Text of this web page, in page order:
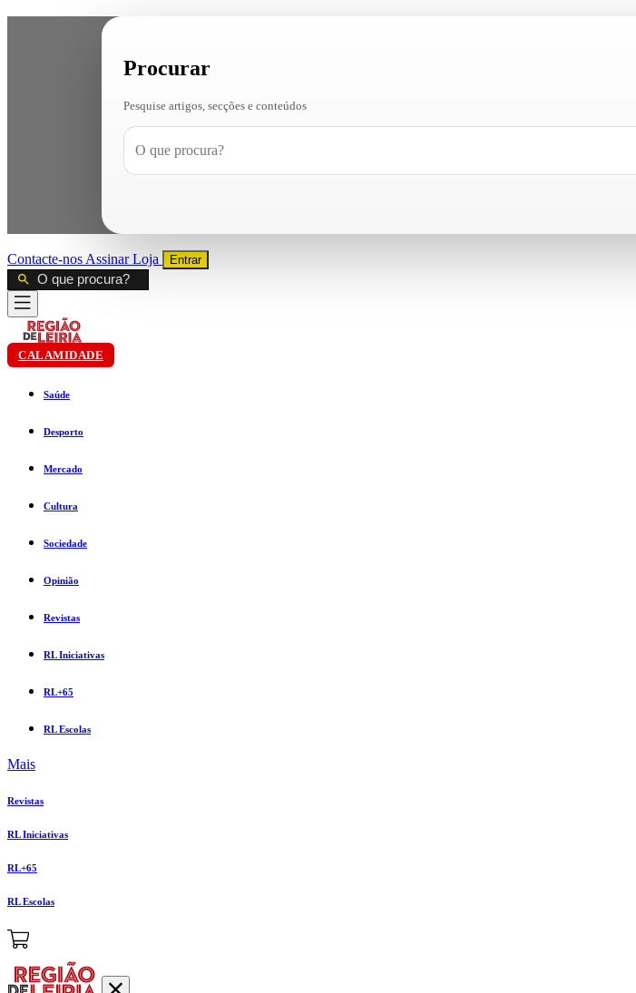
Procurar
Pesquise artigos, secções e conteúdos
Contacte-nos AssinarLoja Entrar
CALAMIDADE
Saúde
Desporto
Mercado
Cultura
Sociedade
Opinião
Revistas
RL Iniciativas
RL+65
RL Escolas
Mais
Revistas
RL Iniciativas
RL+65
RL Escolas